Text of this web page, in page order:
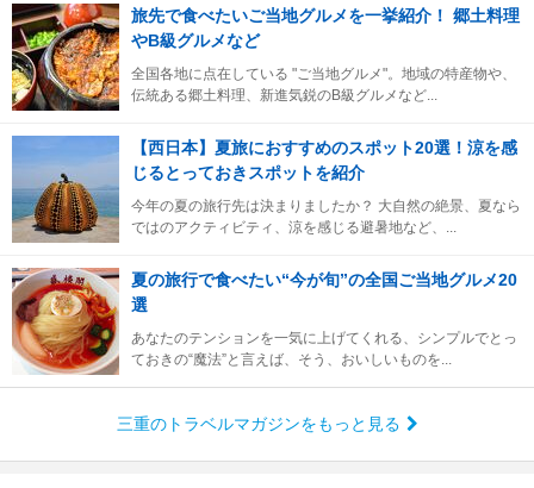
旅先で食べたいご当地グルメを一挙紹介！ 郷土料理
やB級グルメなど
全国各地に点在している "ご当地グルメ"。地域の特産物や、
伝統ある郷土料理、新進気鋭のB級グルメなど...
【西日本】夏旅におすすめのスポット20選！涼を感
じるとっておきスポットを紹介
今年の夏の旅行先は決まりましたか？ 大自然の絶景、夏なら
ではのアクティビティ、涼を感じる避暑地など、...
夏の旅行で食べたい“今が旬”の全国ご当地グルメ20
選
あなたのテンションを一気に上げてくれる、シンプルでとっ
ておきの“魔法”と言えば、そう、おいしいものを...
三重のトラベルマガジンをもっと見る